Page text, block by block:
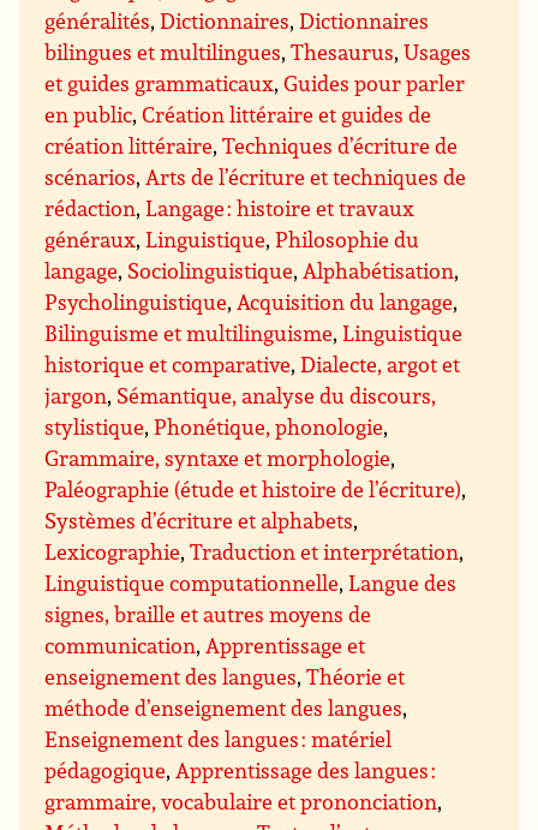
généralités,Dictionnaires,Dictionnaires
bilingues et multilingues,Thesaurus,Usages
et guides grammaticaux,Guides pour parler
en public,Création littéraire et guides de
création littéraire,Techniques d’écriture de
scénarios,Arts de l’écriture et techniques de
rédaction,Langage : histoire et travaux
généraux,Linguistique,Philosophie du
langage, Sociolinguistique,Alphabétisation,
Psycholinguistique,Acquisition du langage,
Bilinguisme et multilinguisme,Linguistique
historique et comparative,Dialecte, argot et
jargon, Sémantique, analyse du discours,
stylistique,Phonétique, phonologie,
Grammaire, syntaxe et morphologie,
Paléographie (étude et histoire de l’écriture),
Systèmes d’écriture et alphabets,
Lexicographie,Traduction et interprétation,
Linguistique computationnelle,Langue des
signes, braille et autres moyens de
communication,Apprentissage et
enseignement des langues,Théorie et
méthode d’enseignement des langues,
Enseignement des langues : matériel
pédagogique,Apprentissage des langues :
grammaire, vocabulaire et prononciation,